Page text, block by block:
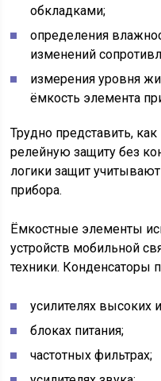
обкладками;
определения
изменений
измерения уровня
ёмкость элемента
Трудно представить,
релейную защиту без
логики защит
прибора.
Ёмкостные элементы
устройств мобильной
техники. Конденсаторы
усилителях высоких
блоках питания;
частотных фильтрах;